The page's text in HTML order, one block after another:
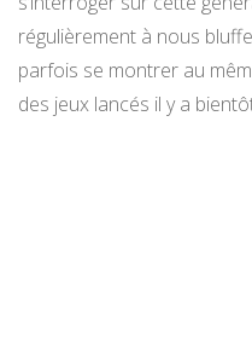
régulièrement à nous
parfois se montrer au
des jeux lancés il y a